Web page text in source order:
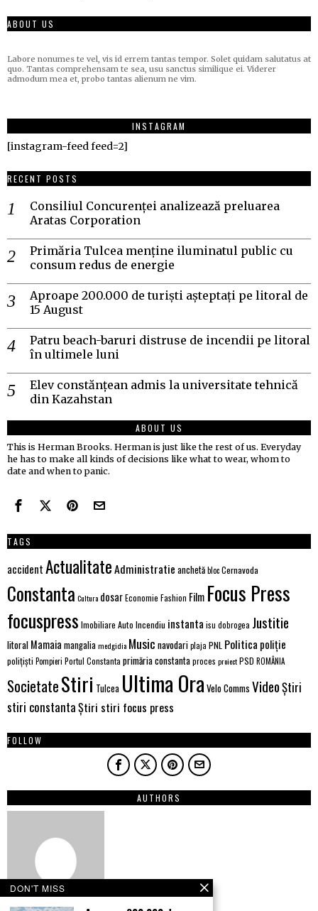
ABOUT US
Labore nonumes te vel, vis id errem tantas tempor. Solet quidam salutatus at
quo. Tantas comprehensam te sea, usu sanctus similique ei. Viderer
admodum mea et, probo tantas alienum ne vim.
INSTAGRAM
[instagram-feed feed=2]
RECENT POSTS
Consiliul Concurenței analizează preluarea
Aratas Corporation
Primăria Tulcea menține iluminatul public cu
consum redus de energie
Aproape 200.000 de turiști așteptați pe litoral de
15 August
Patru beach-baruri distruse de incendii pe litoral
în ultimele luni
Elev constănțean admis la universitate tehnică
din Kazahstan
ABOUT US
This is Herman Brooks. Herman is just like the rest of us. Everyday
he has to make all kinds of decisions like what to wear, whom to
date and when to panic.
TAGS
accidentActualitateAdministratie anchetăblocCernavoda
Constanta Cultura dosarEconomie Fashion Film Focus Press
focuspress Imobiliare Auto Incendiu instanta isu dobrogea Justitie
litoral Mamaia mangaliamedgidia Music navodariplaja PNL Politica poliție
polițiști Pompieri Portul Constanta primăria constantaproces proiectPSD ROMÂNIA
SocietateStiri Tulcea Ultima Ora Velo Comms VideoȘtiri
stiri constantaȘtiri stiri focus press
FOLLOW
AUTHORS
DON'T MISS